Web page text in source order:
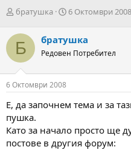
А
т
о
р
н
а
т
м
а
т
а
братушка
Н
а
л
а
т
6 Октомври 2008
Б братушка
Редовен Потребител
6 Октомври 2008
Е, да започнем тема и за
пушка.
Като за начало просто ще
постове в другия форум: